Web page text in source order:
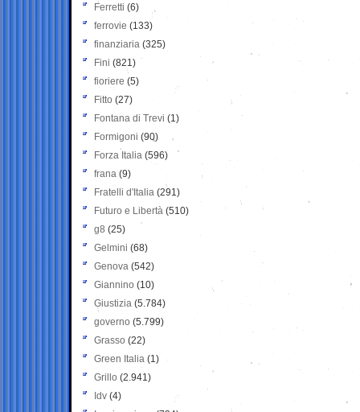
Ferretti (6)
ferrovie (133)
finanziaria (325)
Fini (821)
fioriere (5)
Fitto (27)
Fontana di Trevi (1)
Formigoni (90)
Forza Italia (596)
frana (9)
Fratelli d'Italia (291)
Futuro e Libertà (510)
g8 (25)
Gelmini (68)
Genova (542)
Giannino (10)
Giustizia (5.784)
governo (5.799)
Grasso (22)
Green Italia (1)
Grillo (2.941)
Idv (4)